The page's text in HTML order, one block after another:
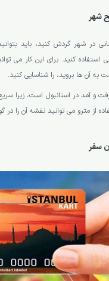
شهر
در شهر گردش کنید، باید
کنید. برای این کار می
به آن ها بروید، را شناسایی کنید.
و آمد در استانبول است، زیرا
از مترو می توانید نقشه آن را
سفر